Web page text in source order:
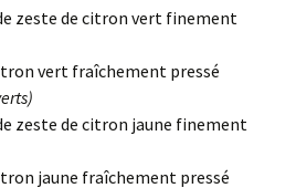
zeste de citron vert finement
vert fraîchement pressé
zeste de citron jaune finement
jaune fraîchement pressé